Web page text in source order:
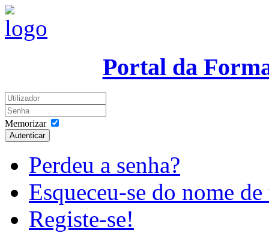
Portal da
Memorizar
Autenticar
Perdeu a senha?
Esqueceu-se do nome
Registe-se!